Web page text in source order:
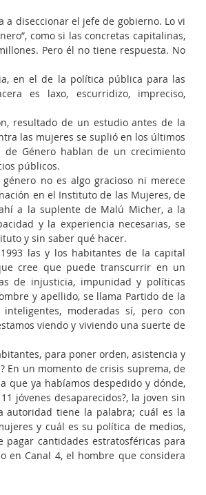
a diseccionar el jefe de gobierno. Lo vi
como si las concretas capitalinas,
Pero él no tiene respuesta. No
en el de la política pública para las
es laxo, escurridizo, impreciso,
resultado de un estudio antes de la
las mujeres se suplió en los últimos
Género hablan de un crecimiento
públicos.
no es algo gracioso ni merece
en el Instituto de las Mujeres, de
a la suplente de Malú Micher, a la
y la experiencia necesarias, se
y sin saber qué hacer.
las y los habitantes de la capital
cree que puede transcurrir en un
de injusticia, impunidad y políticas
y apellido, se llama Partido de la
moderadas sí, pero con
viendo y viviendo una suerte de
para poner orden, asistencia y
En un momento de crisis suprema, de
que ya habíamos despedido y dónde,
jóvenes desaparecidos?, la joven sin
autoridad tiene la palabra; cuál es la
y cuál es su política de medios,
cantidades estratosféricas para
en Canal 4, el hombre que considera